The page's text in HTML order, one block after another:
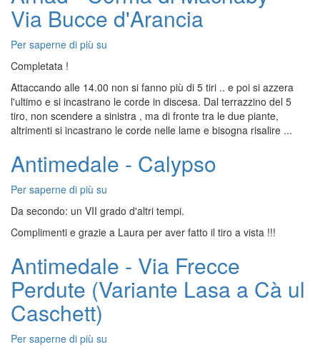
Via
Via Bucce d'Arancia
Per saperne di più su
di
Machaby
-
Via
d'Arancia
Completata !
Attaccando alle 14.00 non si fanno più di 5 tiri .. e poi si azzera
l'ultimo e si incastrano le corde in discesa. Dal terrazzino del 5
tiro, non scendere a sinistra , ma di fronte tra le due piante,
altrimenti si incastrano le corde nelle lame e bisogna risalire ...
Antimedale - Calypso
Per saperne di più su
Calypso
Da secondo: un VII grado d'altri tempi.
Complimenti e grazie a Laura per aver fatto il tiro a vista !!!
Antimedale - Via Frecce
Perdute (Variante Lasa a Cà ul
Caschett)
Per saperne di più su